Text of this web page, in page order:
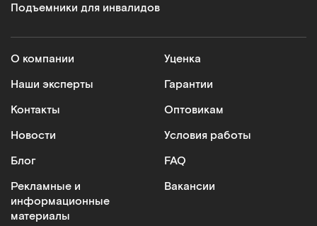
Подъемники для инвалидов
О компании
Наши эксперты
Контакты
Новости
Блог
Рекламные и
информационные
материалы
Уценка
Гарантии
Оптовикам
Условия работы
FAQ
Вакансии